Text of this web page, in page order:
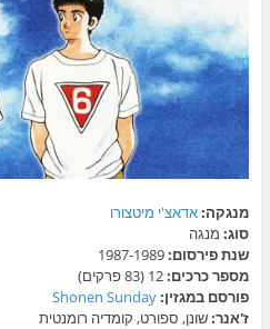
מנגקה:אדאצ'י מיטצורו
סוג:מנגה
שנת פירסום:1987-1989
מספר כרכים:12 (83 פרקים)
פורסם במגזין:Shonen Sunday
ז'אנר:שונן, ספורט, קומדיה רומנטית